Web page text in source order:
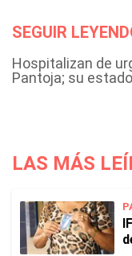
SEGUIR
Hospitalizan de
Pantoja; su
LAS MÁS